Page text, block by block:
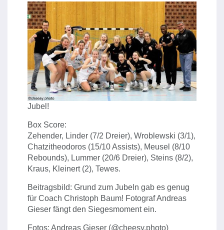
Jubel!
Box Score:
Zehender, Linder (7/2 Dreier), Wroblewski (3/1),
Chatzitheodoros (15/10 Assists), Meusel (8/10
Rebounds), Lummer (20/6 Dreier), Steins (8/2),
Kraus, Kleinert (2), Tewes.
Beitragsbild: Grund zum Jubeln gab es genug
für Coach Christoph Baum! Fotograf Andreas
Gieser fängt den Siegesmoment ein.
Fotos: Andreas Gieser (@cheesy.photo)